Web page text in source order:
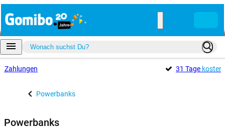
Zahlungen 31 Tage
Powerbanks
Powerbanks